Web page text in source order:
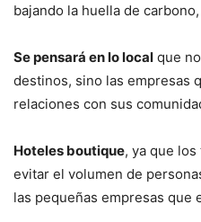
bajando la huella de
Se pensará en lo local que
destinos, sino las empresas
relaciones con sus
Hoteles boutique, ya que
evitar el volumen de
las pequeñas empresas que